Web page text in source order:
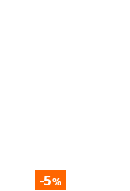
-5%